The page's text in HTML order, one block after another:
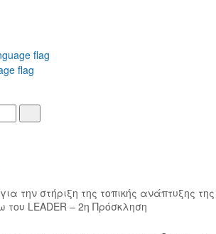
την στήριξη της τοπικής ανάπτυξης της
LEADER – 2η Πρόσκληση